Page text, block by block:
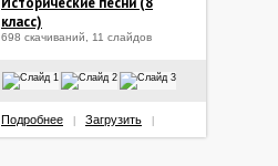
класс)
698 скачиваний, 11 слайдов
Подробнее Загрузить